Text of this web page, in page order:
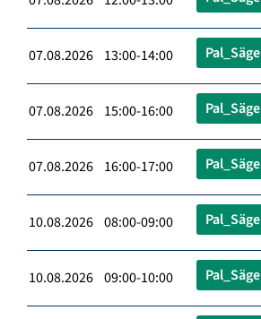
07.08.2026 13:00-14:00 Pal_Säge
07.08.2026 15:00-16:00 Pal_Säge
07.08.2026 16:00-17:00 Pal_Säge
10.08.2026 08:00-09:00 Pal_Säge
10.08.2026 09:00-10:00 Pal_Säge